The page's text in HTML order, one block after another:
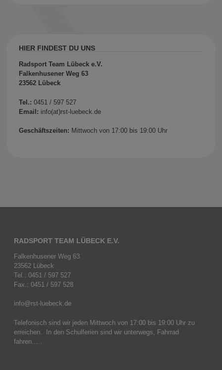
HIER FINDEST DU UNS
Radsport Team Lübeck e.V.
Falkenhusener Weg 63
23562 Lübeck
Tel.: 0451 / 597 527
Email: info(at)rst-luebeck.de
Geschäftszeiten: Mittwoch von 17:00 bis 19:00 Uhr
RADSPORT TEAM LÜBECK E.V.
Falkenhusener Weg 63
23562 Lübeck
Tel.: 0451 / 597 527
Fax.: 0451 / 597 528
info@rst-luebeck.de
Telefonisch sind wir jeden Mittwoch von 17:00 bis 19:00 Uhr zu
erreichen. In den Schulferien sind wir unterwegs, Fahrrad
fahren…..